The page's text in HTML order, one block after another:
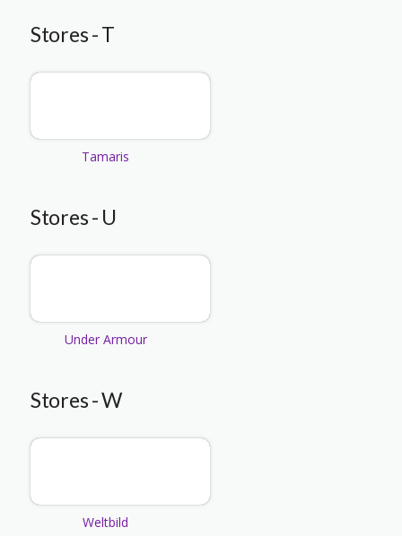
Stores - T
Tamaris
Stores - U
Under Armour
Stores - W
Weltbild